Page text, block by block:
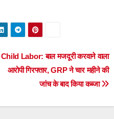
Child Labor: बाल मजदूरी करवाने वाला
आरोपी गिरफ्तार, GRP ने चार महीने की
जांच के बाद किया कब्जा